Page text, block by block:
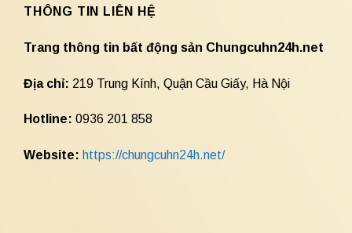
THÔNG TIN LIÊN HỆ
Trang thông tin bất động sản Chungcuhn24h.net
Địa chỉ: 219 Trung Kính, Quận Cầu Giấy, Hà Nội
Hotline: 0936 201 858
Website: https://chungcuhn24h.net/